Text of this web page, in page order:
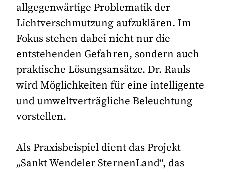
allgegenwärtige Problematik der
Lichtverschmutzung aufzuklären. Im
Fokus stehen dabei nicht nur die
entstehenden Gefahren, sondern auch
praktische Lösungsansätze. Dr. Rauls
wird Möglichkeiten für eine intelligente
und umweltverträgliche Beleuchtung
vorstellen.
Als Praxisbeispiel dient das Projekt
„Sankt Wendeler SternenLand“, das